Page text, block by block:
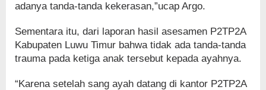
adanya tanda-tanda kekerasan,”ucap Argo.
Sementara itu, dari laporan hasil asesamen P2TP2A
Kabupaten Luwu Timur bahwa tidak ada tanda-tanda
trauma pada ketiga anak tersebut kepada ayahnya.
“Karena setelah sang ayah datang di kantor P2TP2A